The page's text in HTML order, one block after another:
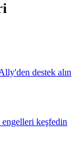
destek alın
keşfedin